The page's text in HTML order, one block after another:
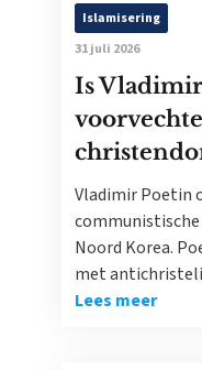
Islamisering
31 juli 2026
Is
Vladimir Poetin
Noord Korea.
met
Lees meer